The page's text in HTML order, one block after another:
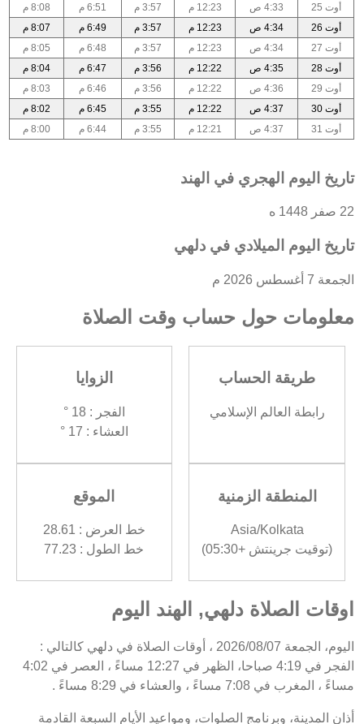
أوت 25
4:33 ص 12:23 م 3:57 م 6:51 م
8:08 م
أوت 26
4:34 ص 12:23 م 3:57 م 6:49 م
8:07 م
أوت 27
4:34 ص 12:23 م 3:57 م 6:48 م
8:05 م
أوت 28
4:35 ص 12:22 م 3:56 م 6:47 م
8:04 م
أوت 29
4:36 ص 12:22 م 3:56 م 6:46 م
8:03 م
أوت 30
4:37 ص 12:22 م 3:55 م 6:45 م
8:02 م
أوت 31
4:37 ص 12:21 م 3:55 م 6:44 م 8:00 م
تاريخ اليوم الهجري في الهند
22 صفر 1448 ه
تاريخ اليوم الميلادي في دلهي
الجمعة 7 أغسطس 2026 م
معلومات حول حساب وقت الصلاة
طريقة الحساب
رابطة العالم الإسلامي
الزوايا
الفجر : 18 °
العشاء : 17 °
المنطقة الزمنية
Asia/Kolkata
(توقيت جرينتش +05:30)
الموقع
خط العرض : 28.61
خط الطول : 77.23
اوقات الصلاة دلهي, الهند اليوم
اليوم، الجمعة 2026/08/07 ، أوقات الصلاة في دلهي كالتالي :
الفجر في 4:19 صباحا، الظهر في 12:27 مساءً ، العصر في 4:02
مساءً ، المغرب في 7:08 مساءً ، والعشاء في 8:29 مساءً .
أذان المدينة، وبرنامج الصلوات، ومواعيد الأيام السبعة القادمة